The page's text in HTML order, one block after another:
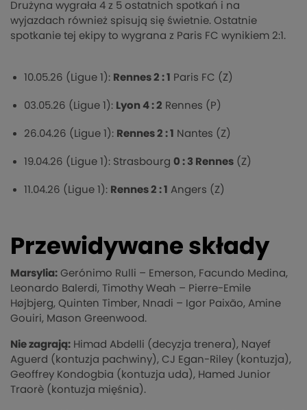
Drużyna wygrała 4 z 5 ostatnich spotkań i na
wyjazdach również spisują się świetnie. Ostatnie
spotkanie tej ekipy to wygrana z Paris FC wynikiem 2:1.
10.05.26 (Ligue 1): Rennes 2 : 1 Paris FC (Z)
03.05.26 (Ligue 1): Lyon 4 : 2 Rennes (P)
26.04.26 (Ligue 1): Rennes 2 : 1 Nantes (Z)
19.04.26 (Ligue 1): Strasbourg 0 : 3 Rennes (Z)
11.04.26 (Ligue 1): Rennes 2 : 1 Angers (Z)
Przewidywane składy
Marsylia: Gerónimo Rulli – Emerson, Facundo Medina,
Leonardo Balerdi, Timothy Weah – Pierre-Emile
Højbjerg, Quinten Timber, Nnadi – Igor Paixão, Amine
Gouiri, Mason Greenwood.
Nie zagrają: Himad Abdelli (decyzja trenera), Nayef
Aguerd (kontuzja pachwiny), CJ Egan-Riley (kontuzja),
Geoffrey Kondogbia (kontuzja uda), Hamed Junior
Traorè (kontuzja mięśnia).